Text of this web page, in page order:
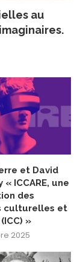
au
et David
ICCARE, une
des
culturelles et
»
2025